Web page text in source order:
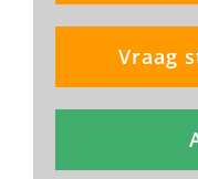
Vraag